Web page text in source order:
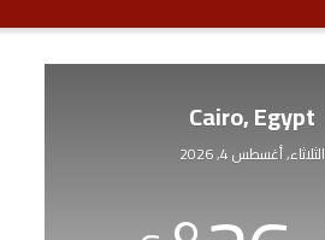
Cairo, Egypt
الثلاثاء, أغسطس 4, 2026